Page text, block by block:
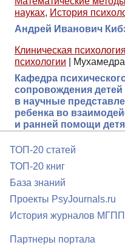
науках, История
Андрей Иванович
Клиническая психология
психологии
Кафедра
сопровождения
в научные
ребенка во
и ранней помощи
ТОП-20 статей
ТОП-20 книг
База знаний
Проекты PsyJournals.ru
История журналов
Партнеры портала